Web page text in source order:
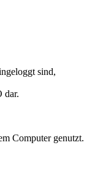
sind,
dar.
Computer genutzt.